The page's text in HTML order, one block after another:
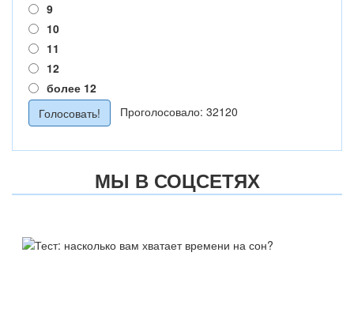
9
10
11
12
более 12
Проголосовало: 32120
МЫ В СОЦСЕТЯХ